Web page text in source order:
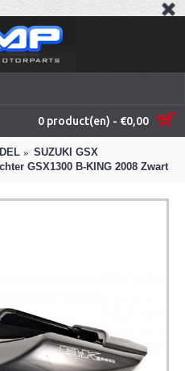
0 product(en) - €0,00
SUZUKI GSX
GSX1300 B-KING 2008 Zwart